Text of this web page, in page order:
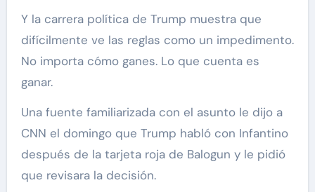
Y la carrera política de Trump muestra que
difícilmente ve las reglas como un impedimento.
No importa cómo ganes. Lo que cuenta es
ganar.
Una fuente familiarizada con el asunto le dijo a
CNN el domingo que Trump habló con Infantino
después de la tarjeta roja de Balogun y le pidió
que revisara la decisión.